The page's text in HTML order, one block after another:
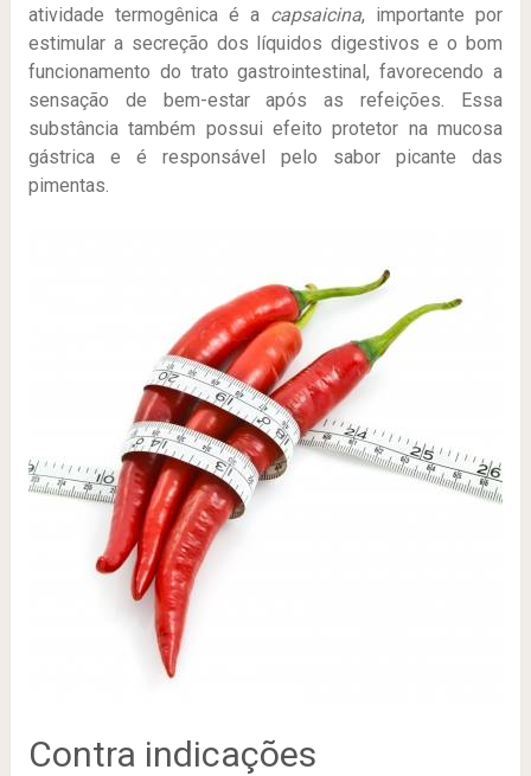
atividade termogênica é a capsaicina, importante por
estimular a secreção dos líquidos digestivos e o bom
funcionamento do trato gastrointestinal, favorecendo a
sensação de bem-estar após as refeições. Essa
substância também possui efeito protetor na mucosa
gástrica e é responsável pelo sabor picante das
pimentas.
Contra indicações